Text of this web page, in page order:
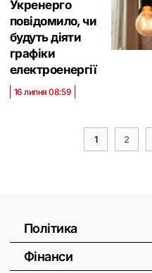
Укренерго
повідомило, чи
будуть діяти
графіки
електроенергії
16 липня 08:59
1 2
Політика
Фінанси